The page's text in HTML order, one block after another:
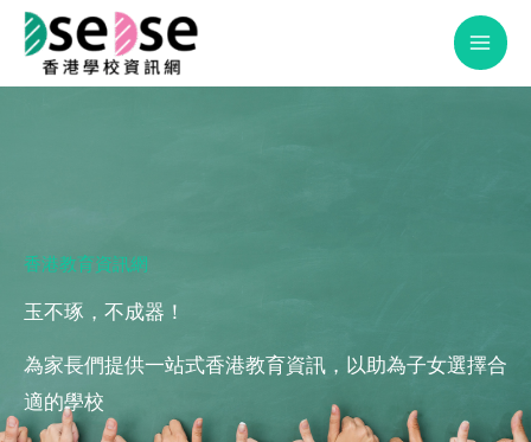
Skip
content
香港教育資訊網
玉不琢，不成器！
為家長們提供一站式香港教育資訊，以助為子女選擇合
適的學校